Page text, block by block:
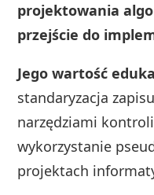
projektowania
przejście do
Jego wartość
standaryzacja
narzędziami
wykorzystanie
projektach